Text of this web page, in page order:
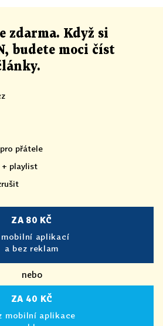
zdarma. Když si
budete moci číst
.
přátele
+ playlist
ZA 80 KČ
mobilní aplikací
a bez reklam
nebo
ZA 40 KČ
mobilní aplikace